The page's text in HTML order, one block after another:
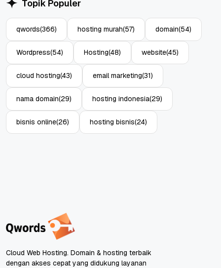
Topik Populer
qwords(366) hosting murah(57) domain(54)
Wordpress(54) Hosting(48) website(45)
cloud hosting(43) email marketing(31)
nama domain(29) hosting indonesia(29)
bisnis online(26) hosting bisnis(24)
Cloud Web Hosting. Domain & hosting terbaik
dengan akses cepat yang didukung layanan